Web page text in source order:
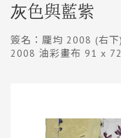
灰色與藍紫
簽名：龎均 2008 (右
2008 油彩畫布 91 x